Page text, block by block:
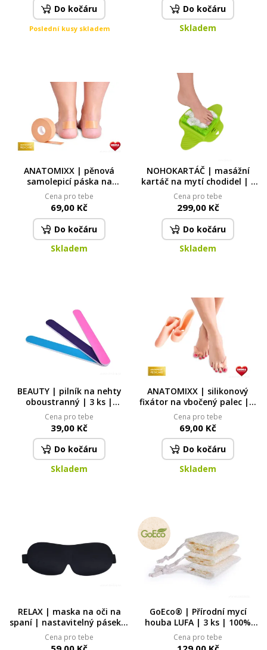
Do kočáru
Poslední kusy skladem
Do kočáru
Skladem
ANATOMIXX | pěnová
samolepicí páska na
chodidla | 4,5 m | proti
otlakům a puchýřům
Cena pro tebe
69,00 Kč
Do kočáru
Skladem
NOHOKARTÁČ | masážní
kartáč na mytí chodidel | s
přísavkami | do vany, sprchy
i k bazénu
Cena pro tebe
299,00 Kč
Do kočáru
Skladem
BEAUTY | pilník na nehty
oboustranný | 3 ks |
šmirglový povrch pro úpravu
nehtů
Cena pro tebe
39,00 Kč
Do kočáru
Skladem
ANATOMIXX | silikonový
fixátor na vbočený palec | 2
ks | s dvojitým kroužkem |
univerzální velikost
Cena pro tebe
69,00 Kč
Do kočáru
Skladem
RELAX | maska na oči na
spaní | nastavitelný pásek &
dokonalé zatemnění
Cena pro tebe
GoEco® | Přírodní mycí
houba LUFA | 3 ks | 100%
rozložitelná & jemně
peelingová
Cena pro tebe